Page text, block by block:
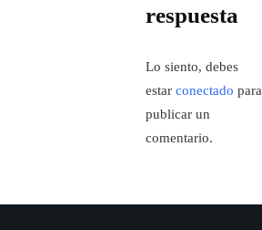
respuesta
Lo siento, debes
estar conectado para
publicar un
comentario.